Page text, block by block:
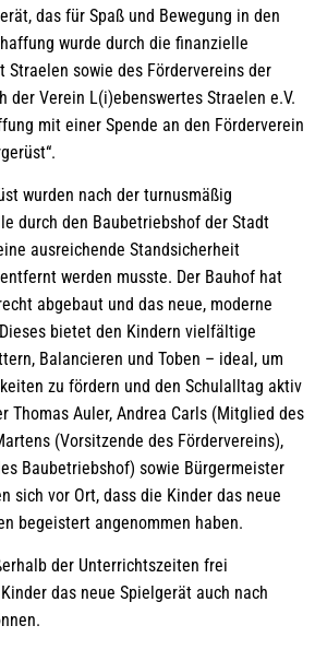
das für Spaß und Bewegung in den
wurde durch die finanzielle
Straelen sowie des Fördervereins der
der Verein L(i)ebenswertes Straelen e.V.
mit einer Spende an den Förderverein
wurden nach der turnusmäßig
durch den Baubetriebshof der Stadt
ausreichende Standsicherheit
werden musste. Der Bauhof hat
abgebaut und das neue, moderne
bietet den Kindern vielfältige
Balancieren und Toben – ideal, um
zu fördern und den Schulalltag aktiv
Thomas Auler, Andrea Carls (Mitglied des
(Vorsitzende des Fördervereins),
Baubetriebshof) sowie Bürgermeister
sich vor Ort, dass die Kinder das neue
begeistert angenommen haben.
der Unterrichtszeiten frei
das neue Spielgerät auch nach